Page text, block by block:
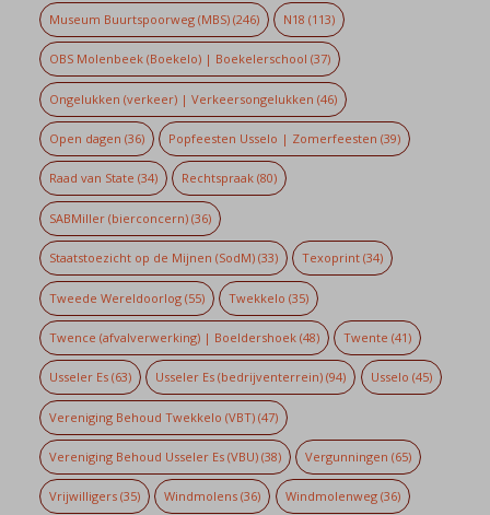
Museum Buurtspoorweg (MBS)(246) N18 (113)
OBS Molenbeek (Boekelo) | Boekelerschool (37)
Ongelukken (verkeer) | Verkeersongelukken (46)
Open dagen (36) Popfeesten Usselo | Zomerfeesten (39)
Raad van State (34) Rechtspraak (80)
SABMiller (bierconcern)(36)
Staatstoezicht op de Mijnen (SodM)(33) Texoprint (34)
Tweede Wereldoorlog(55) Twekkelo (35)
Twence (afvalverwerking) | Boeldershoek(48) Twente (41)
Usseler Es(63) Usseler Es (bedrijventerrein) (94) Usselo (45)
Vereniging Behoud Twekkelo (VBT)(47)
Vereniging Behoud Usseler Es (VBU)(38) Vergunningen (65)
Vrijwilligers(35) Windmolens (36) Windmolenweg(36)